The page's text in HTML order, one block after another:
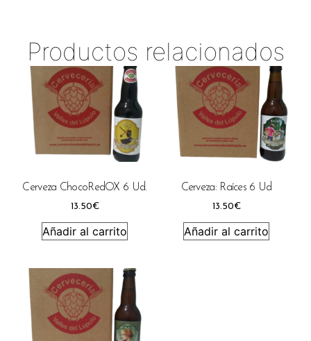
Productos relacionados
Cerveza ChocoRedOX 6 Ud.
13.50€
Añadir al carrito
Cerveza: Raíces 6 Ud
13.50€
Añadir al carrito